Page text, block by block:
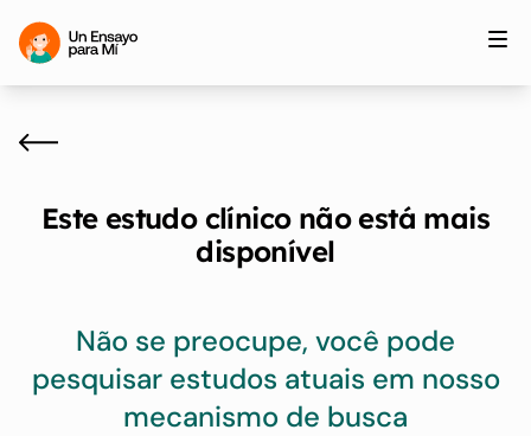
Este estudo clínico não está mais
disponível
Não se preocupe, você pode
pesquisar estudos atuais em nosso
mecanismo de busca